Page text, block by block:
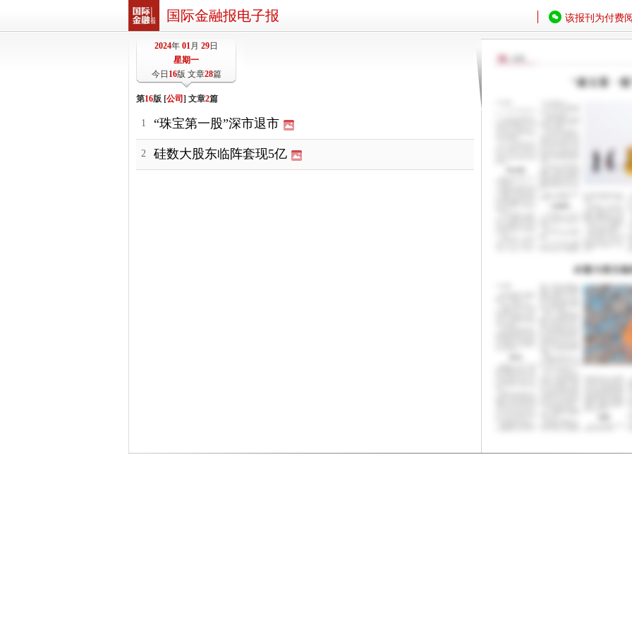
国际金融报电子报 该报刊为付费
2024年 01月 29日
星期一
今日 16版 文章28篇
第16版 [公司 ] 文章2篇
1 “珠宝第一股”深市退市
2 硅数大股东临阵套现5亿